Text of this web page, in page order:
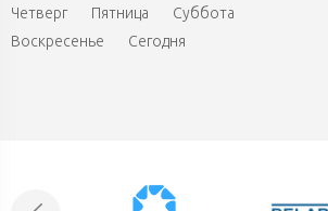
Четверг Пятница
Суббота
Воскресенье
Сегодня